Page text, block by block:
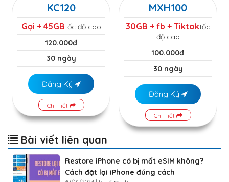
KC120
Gọi + 45GBtốc độ cao
120.000đ
30 ngày
Đăng Ký
Chi Tiết
MXH100
30GB + fb + Tiktoktốc
độ cao
100.000đ
30 ngày
Đăng Ký
Chi Tiết
Bài viết liên quan
Restore iPhone có bị mất eSIM không?
Cách đặt lại iPhone đúng cách